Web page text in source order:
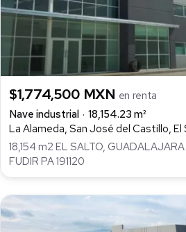
$1,774,500 MXN en renta
Nave industrial
18,154.23 m²
La Alameda, San José del Castillo, El
18,154 m2 EL SALTO,
FUDIR PA 191120